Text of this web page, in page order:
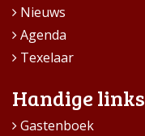
Nieuws
Agenda
Texelaar
Handige links
Gastenboek